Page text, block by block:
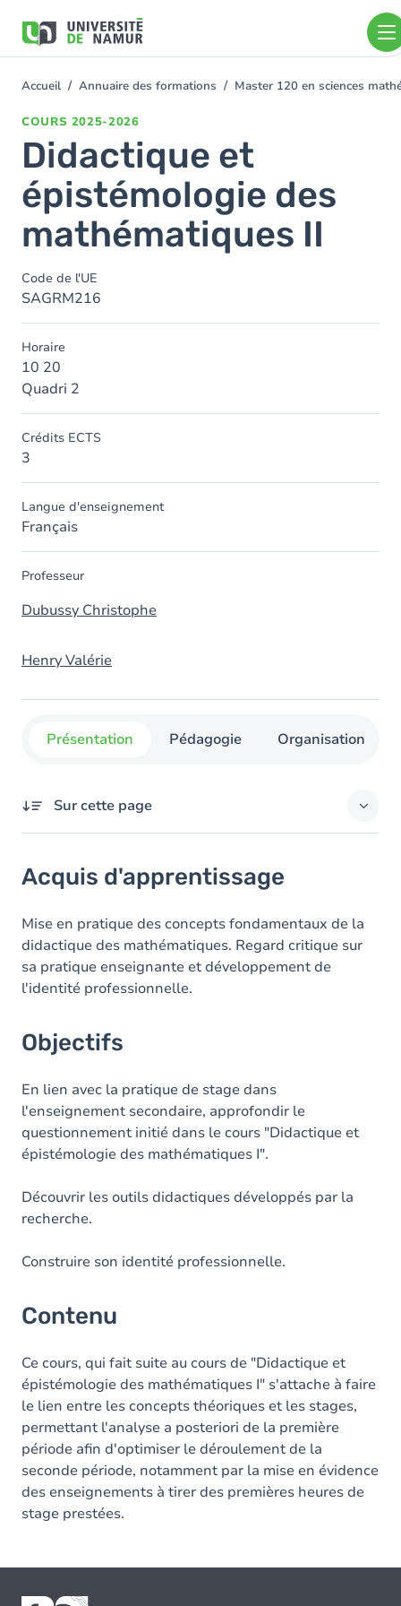
contenu
You
Accueil Annuaire des formations Master 120 en sciences
COURS 2025-2026
Didactique et
épistémologie des
mathématiques II
Code de l'UE
SAGRM216
Horaire
10 20
Quadri 2
Crédits ECTS
3
Langue d'enseignement
Français
Professeur
Dubussy Christophe
Henry Valérie
Présentation Pédagogie Organisation
Sur cette page
Objectifs
Contenu
Acquis d'apprentissage
Mise en pratique des concepts fondamentaux de la
didactique des mathématiques. Regard critique sur
sa pratique enseignante et développement de
l'identité professionnelle.
Objectifs
En lien avec la pratique de stage dans
l'enseignement secondaire, approfondir le
questionnement initié dans le cours "Didactique et
épistémologie des mathématiques I".
Découvrir les outils didactiques développés par la
recherche.
Construire son identité professionnelle.
Contenu
Ce cours, qui fait suite au cours de "Didactique et
épistémologie des mathématiques I" s'attache à faire
le lien entre les concepts théoriques et les stages,
permettant l'analyse a posteriori de la première
période afin d'optimiser le déroulement de la
seconde période, notamment par la mise en évidence
des enseignements à tirer des premières heures de
stage prestées.